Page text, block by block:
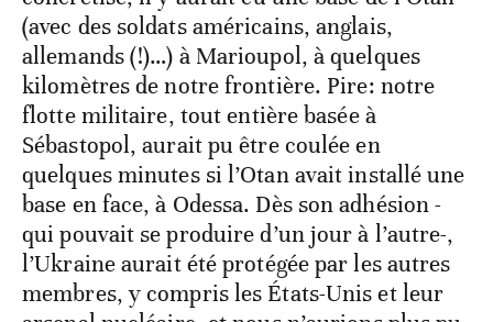
(avec des soldats américains, anglais,
allemands (!)…) à Marioupol, à quelques
kilomètres de notre frontière. Pire: notre
flotte militaire, tout entière basée à
Sébastopol, aurait pu être coulée en
quelques minutes si l’Otan avait installé une
base en face, à Odessa. Dès son adhésion -
qui pouvait se produire d’un jour à l’autre-,
l’Ukraine aurait été protégée par les autres
membres, y compris les États-Unis et leur